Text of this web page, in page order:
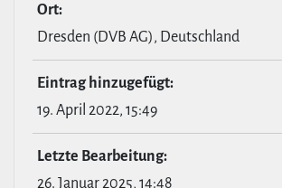
Ort:
Dresden (DVB AG), Deutschland
Eintrag hin­zu­ge­fügt:
19. April 2022, 15:49
Letzte Bear­bei­tung:
26. Januar 2025, 14:48